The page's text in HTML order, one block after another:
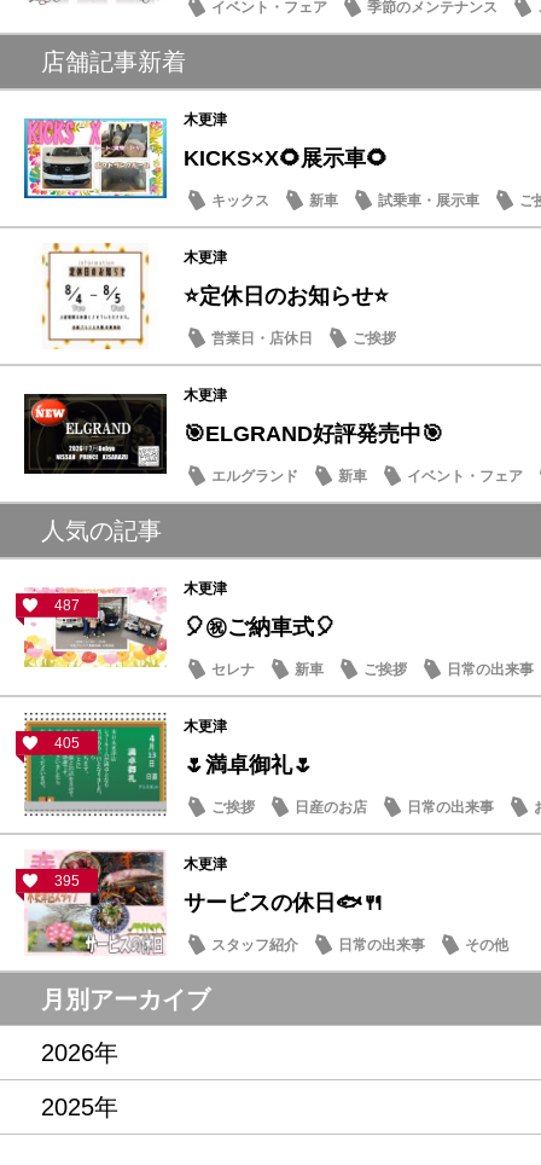
イベント・フェア 季節のメンテナンス
店舗記事新着
木更津
KICKS×X🌻展示車🌻
キックス 新車 試乗車・展示車 ご
木更津
⭐定休日のお知らせ⭐
営業日・店休日 ご挨拶
木更津
🎯ELGRAND好評発売中🎯
エルグランド 新車 イベント・フェア
人気の記事
487
木更津
🎈㊗ご納車式🎈
セレナ 新車 ご挨拶 日常の出来事
405
木更津
🌷満卓御礼🌷
ご挨拶 日産のお店 日常の出来事
395
木更津
サービスの休日🐟🍴
スタッフ紹介 日常の出来事 その他
月別アーカイブ
2026年
2025年